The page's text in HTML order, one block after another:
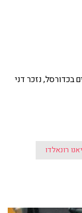
בכדורסל, נזכר דני
רונאלדו